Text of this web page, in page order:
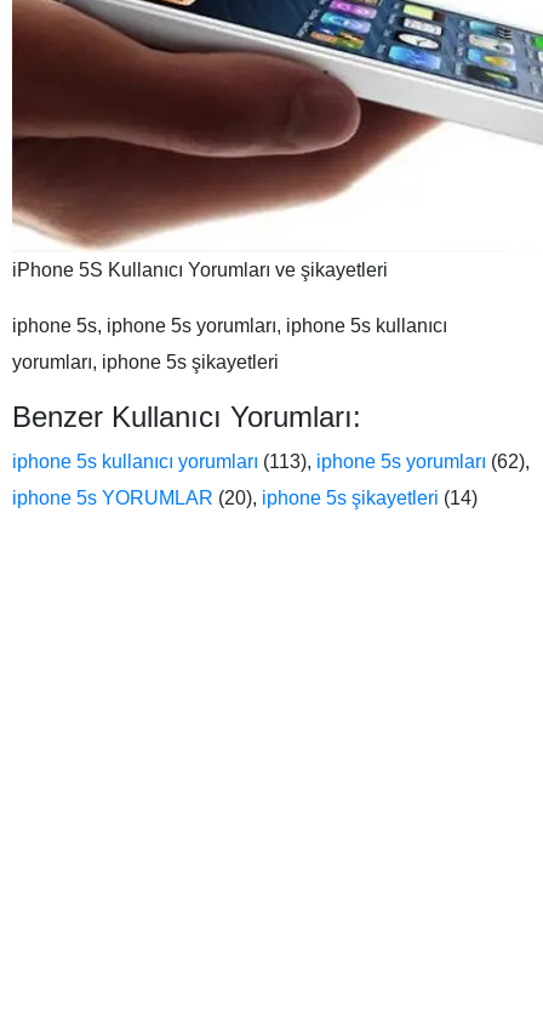
iPhone 5S Kullanıcı Yorumları ve şikayetleri
iphone 5s, iphone 5s yorumları, iphone 5s kullanıcı
yorumları, iphone 5s şikayetleri
Benzer Kullanıcı Yorumları:
iphone 5s kullanıcı yorumları (113), iphone 5s yorumları (62),
iphone 5s YORUMLAR (20), iphone 5s şikayetleri (14)